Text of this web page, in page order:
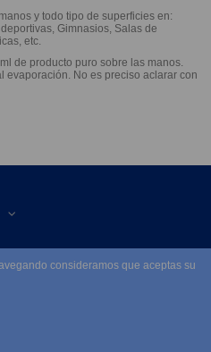
y todo tipo de superficies en:
Gimnasios, Salas de
etc.
de producto puro sobre las manos.
evaporación. No es preciso aclarar con
consideramos que aceptas su